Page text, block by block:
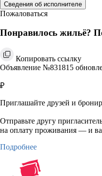
Сведения об исполнителе
Пожаловаться
Понравилось жильё?
Копировать ссылку
Объявление №831815
₽
Приглашайте друзей и
Отправьте другу
на оплату проживания — и
Подробнее